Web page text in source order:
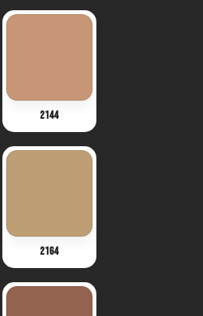
2144
2164